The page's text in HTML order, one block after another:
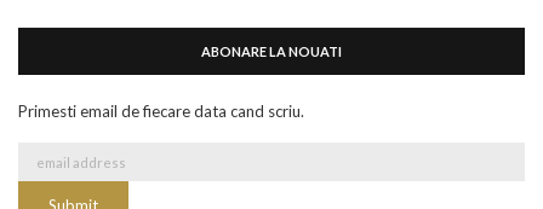
ABONARE LA NOUATI
Primesti email de fiecare data cand scriu.